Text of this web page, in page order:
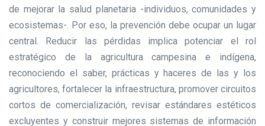
de mejorar la salud planetaria -individuos, comunidades y
ecosistemas-. Por eso, la prevención debe ocupar un lugar
central. Reducir las pérdidas implica potenciar el rol
estratégico de la agricultura campesina e indígena,
reconociendo el saber, prácticas y haceres de las y los
agricultores, fortalecer la infraestructura, promover circuitos
cortos de comercialización, revisar estándares estéticos
excluyentes y construir mejores sistemas de información